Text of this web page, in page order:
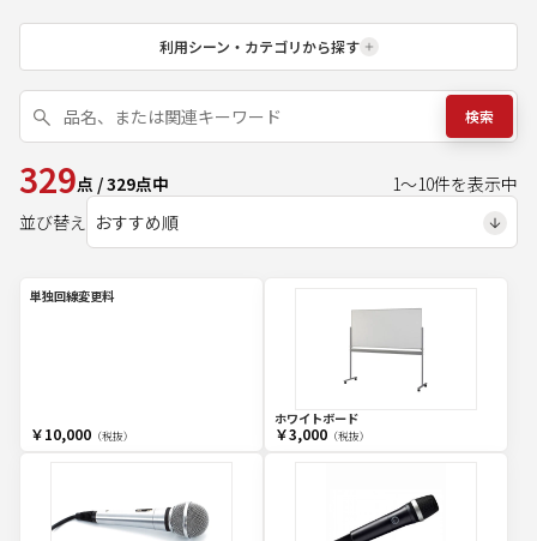
利用シーン・カテゴリから探す
検索
329点 /329点中 1～10件を表示中
並び替え
単独回線変更料
￥10,000（税抜）
ホワイトボード
￥3,000（税抜）